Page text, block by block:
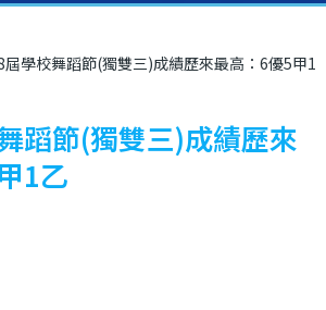
學校舞蹈節(獨雙三)成績歷來最高：6優5甲1
蹈節(獨雙三)成績歷來
1乙